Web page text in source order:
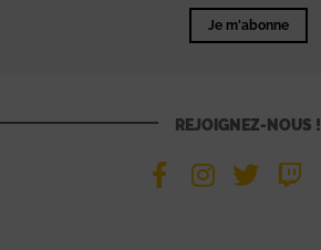
Je m'abonne
REJOIGNEZ-NOUS !